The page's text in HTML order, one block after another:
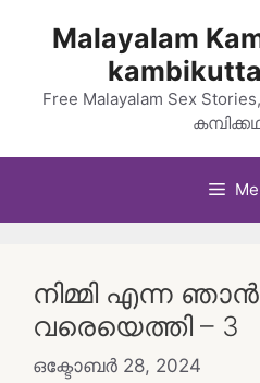
Malayalam
Free Malayalam Sex
നിമ്മി എന്ന
വരെയെത്തി – 3
ഒക്ടോബർ 28, 2024